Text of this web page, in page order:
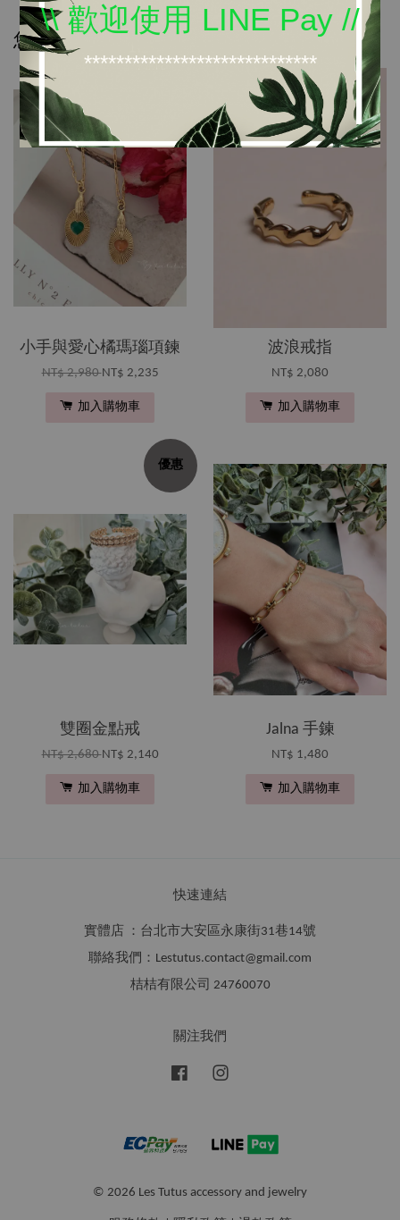
\\ 歡迎使用 LINE Pay //
*****************************
您可能也喜歡
小手與愛心橘瑪瑙項鍊
NT$ 2,980NT$ 2,235
加入購物車
波浪戒指
NT$ 2,080
加入購物車
優惠
雙圈金點戒
NT$ 2,680NT$ 2,140
加入購物車
Jalna 手鍊
NT$ 1,480
加入購物車
快速連結
實體店 ：台北市大安區永康街31巷14號
聯絡我們：Lestutus.contact@gmail.com
桔桔有限公司 24760070
關注我們
Facebook
© 2026 Les Tutus accessory and jewelry